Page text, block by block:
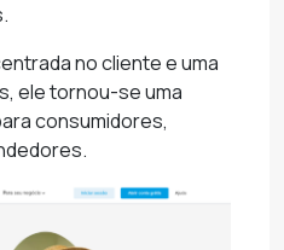
no cliente e uma
ele tornou-se uma
consumidores,